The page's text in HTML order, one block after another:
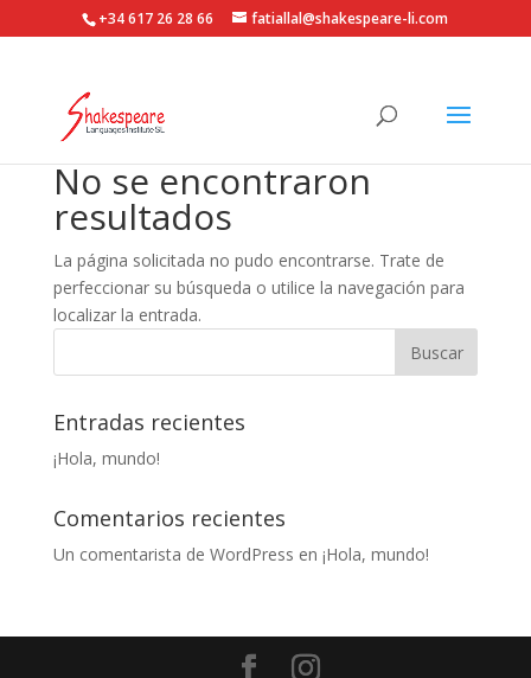
+34 617 26 28 66 fatiallal@shakespeare-li.com
No se encontraron
resultados
La página solicitada no pudo encontrarse. Trate de
perfeccionar su búsqueda o utilice la navegación para
localizar la entrada.
Entradas recientes
¡Hola, mundo!
Comentarios recientes
Un comentarista de WordPress en ¡Hola, mundo!